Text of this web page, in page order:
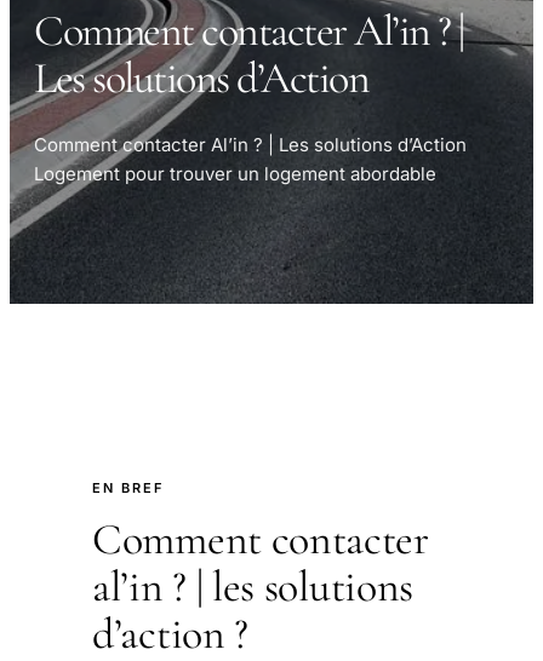
Comment contacter Al’in ? |
Les solutions d’Action
Comment contacter Al’in ? | Les solutions d’Action
Logement pour trouver un logement abordable
EN BREF
Comment contacter
al’in ? | les solutions
d’action ?